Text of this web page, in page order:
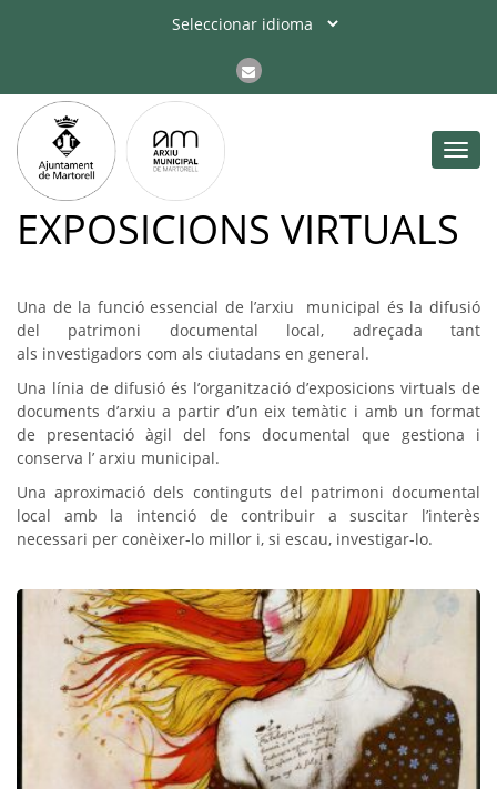
EXPOSICIONS VIRTUALS
Una de la funció essencial de l’arxiu municipal és la difusió
del patrimoni documental local, adreçada tant
als investigadors com als ciutadans en general.
Una línia de difusió és l’organització d’exposicions virtuals de
documents d’arxiu a partir d’un eix temàtic i amb un format
de presentació àgil del fons documental que gestiona i
conserva l’ arxiu municipal.
Una aproximació dels continguts del patrimoni documental
local amb la intenció de contribuir a suscitar l’interès
necessari per conèixer-lo millor i, si escau, investigar-lo.